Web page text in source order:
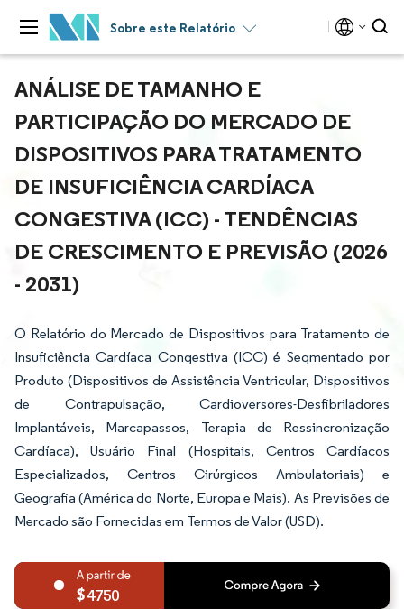
Sobre este Relatório
ANÁLISE DE TAMANHO E
PARTICIPAÇÃO DO MERCADO DE
DISPOSITIVOS PARA TRATAMENTO
DE INSUFICIÊNCIA CARDÍACA
CONGESTIVA (ICC) - TENDÊNCIAS
DE CRESCIMENTO E PREVISÃO (2026
- 2031)
O Relatório do Mercado de Dispositivos para Tratamento de
Insuficiência Cardíaca Congestiva (ICC) é Segmentado por
Produto (Dispositivos de Assistência Ventricular, Dispositivos
de Contrapulsação, Cardioversores-Desfibriladores
Implantáveis, Marcapassos, Terapia de Ressincronização
Cardíaca), Usuário Final (Hospitais, Centros Cardíacos
Especializados, Centros Cirúrgicos Ambulatoriais) e
Geografia (América do Norte, Europa e Mais). As Previsões de
Mercado são Fornecidas em Termos de Valor (USD).
4750